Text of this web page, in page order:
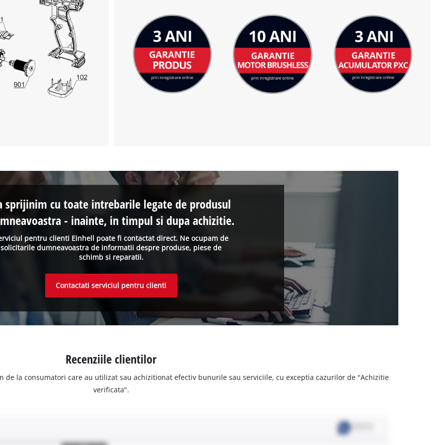
pentru clienti Einhell poate fi contactat direct. Ne ocupam de
solicitarile dumneavoastra de informatii despre produse, piese de
schimb si reparatii.
sprijinim cu toate intrebarile legate de produsul
- inainte, in timpul si dupa achizitie.
Contactati serviciul pentru clienti
Recenziile clientilor
de la consumatori care au utilizat sau achizitionat efectiv bunurile sau serviciile, cu exceptia cazurilor de "Achizitie
verificata".